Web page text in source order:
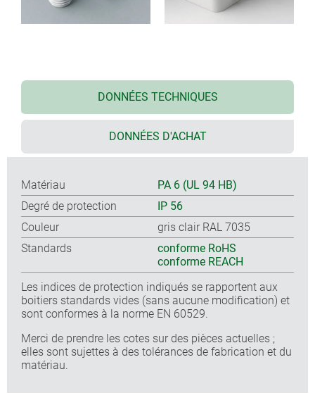
DONNÉES TECHNIQUES
DONNÉES D'ACHAT
Matériau
PA 6 (UL 94 HB)
Degré de protection
IP 56
Couleur
gris clair RAL 7035
Standards
conforme RoHS
conforme REACH
Les indices de protection indiqués se rapportent aux
boitiers standards vides (sans aucune modification) et
sont conformes à la norme EN 60529.
Merci de prendre les cotes sur des pièces actuelles ;
elles sont sujettes à des tolérances de fabrication et du
matériau.